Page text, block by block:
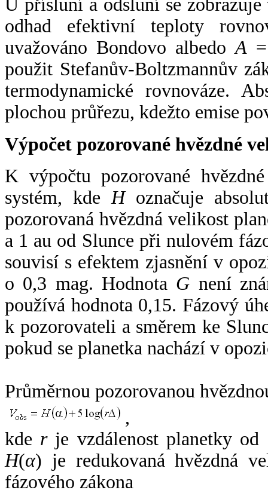
U přísluní a odsluní se
odhad efektivní teploty
uvažováno Bondovo albedoA
použit Stefanův-Boltzmannův
termodynamické rovnováze.
plochou průřezu, kdežto emise
Výpočet pozorované hvězdné
K výpočtu pozorované
systém, kde Hoznačuje
pozorovaná hvězdná velikost
a 1 au od Slunce při nulovém
souvisí s efektem zjasnění v
o 0,3 mag. Hodnota G není
používá hodnota 0,15. Fázový
k pozorovateli a směrem ke
pokud se planetka nachází v
Průměrnou pozorovanou
,
kde rje vzdálenost planetky od
H(α) je redukovaná hvězdná
fázového zákona